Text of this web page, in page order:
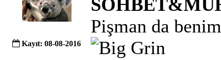
Kayıt: 08-08-2016
Pişman da